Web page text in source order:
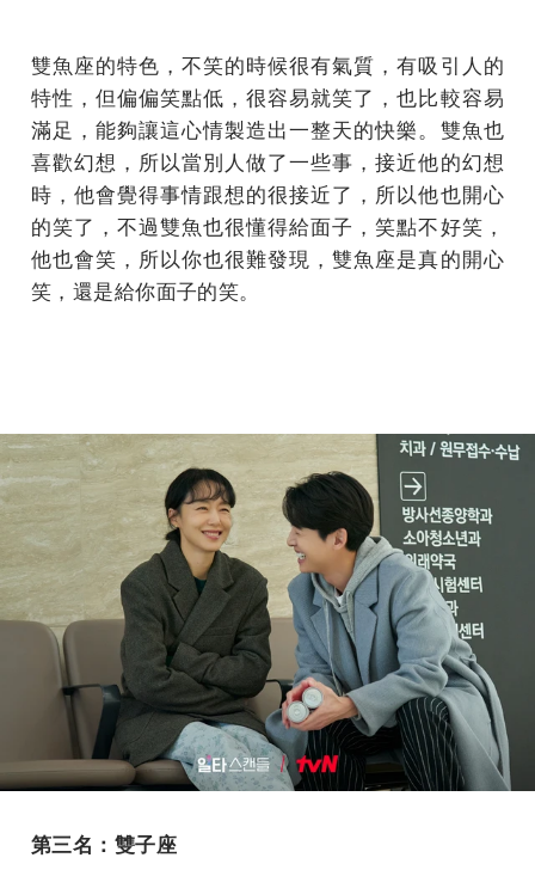
雙魚座的特色，不笑的時候很有氣質，有吸引人的
特性，但偏偏笑點低，很容易就笑了，也比較容易
滿足，能夠讓這心情製造出一整天的快樂。雙魚也
喜歡幻想，所以當別人做了一些事，接近他的幻想
時，他會覺得事情跟想的很接近了，所以他也開心
的笑了，不過雙魚也很懂得給面子，笑點不好笑，
他也會笑，所以你也很難發現，雙魚座是真的開心
笑，還是給你面子的笑。
第三名：雙子座